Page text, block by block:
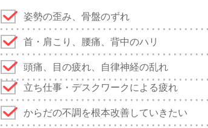
姿勢の歪み、骨盤のずれ
首・肩こり、腰痛、背中のハリ
頭痛、目の疲れ、自律神経の乱れ
立ち仕事・デスクワークによる疲れ
からだの不調を根本改善していきたい